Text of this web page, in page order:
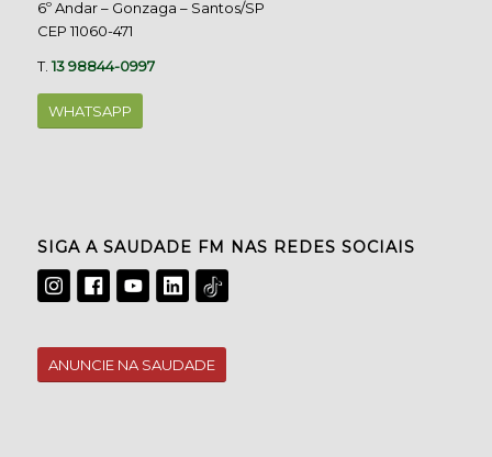
6º Andar – Gonzaga – Santos/SP
CEP 11060-471
T.13 98844-0997
WHATSAPP
SIGA A SAUDADE FM NAS REDES SOCIAIS
ANUNCIE NA SAUDADE